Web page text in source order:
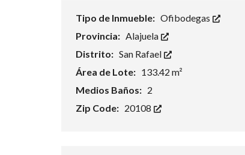
A
D
E
S
Tipo de Inmueble: Ofibodegas
Provincia: Alajuela
Distrito: San Rafael
Área de Lote: 133.42 m²
Medios Baños: 2
Zip Code: 20108